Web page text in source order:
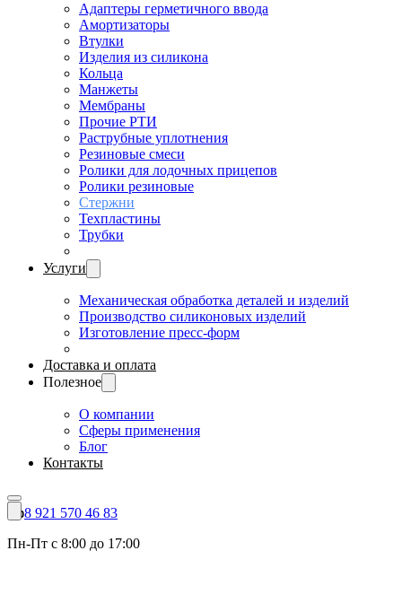
Адаптеры герметичного ввода
Амортизаторы
Втулки
Изделия из силикона
Кольца
Манжеты
Мембраны
Прочие РТИ
Раструбные уплотнения
Резиновые смеси
Ролики для лодочных прицепов
Ролики резиновые
Стержни
Техпластины
Трубки
Услуги
Механическая обработка деталей и изделий
Производство силиконовых изделий
Изготовление пресс-форм
Доставка и оплата
Полезное
О компании
Сферы применения
Блог
Контакты
8 921 570 46 83
Пн-Пт с 8:00 до 17:00